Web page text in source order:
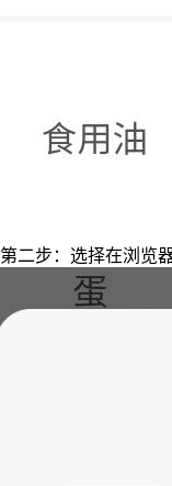
第二步：选择在浏览